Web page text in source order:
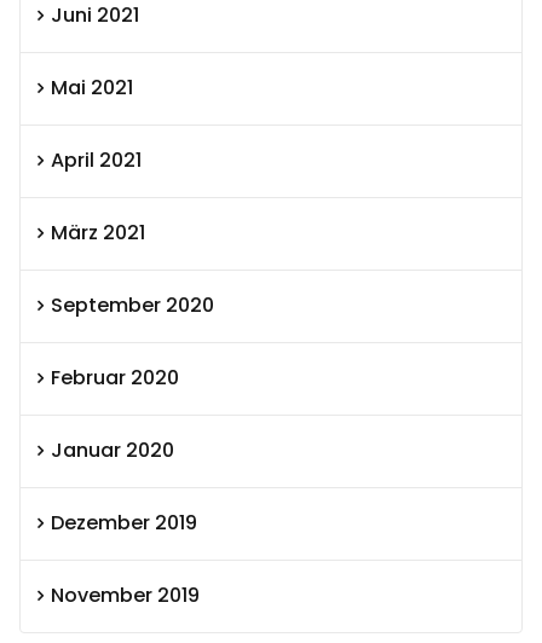
Juni 2021
Mai 2021
April 2021
März 2021
September 2020
Februar 2020
Januar 2020
Dezember 2019
November 2019